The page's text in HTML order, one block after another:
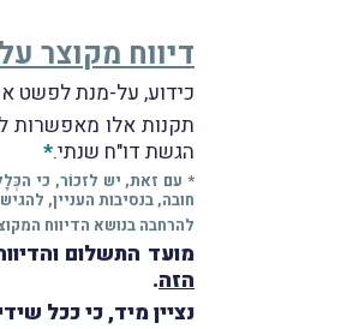
דיווח מקוצר
כידוע, על-מנת לפשט
תקנות אלו מאפשרות
הגשת דו"ח שנתי.*
* עם זאת, יש לזכוֹר, כי
חובה, בנסיבות העניין,
להרחבה בנושא הדיווח
מועד התשלום
הזה.
נציין מיד, כי ככל